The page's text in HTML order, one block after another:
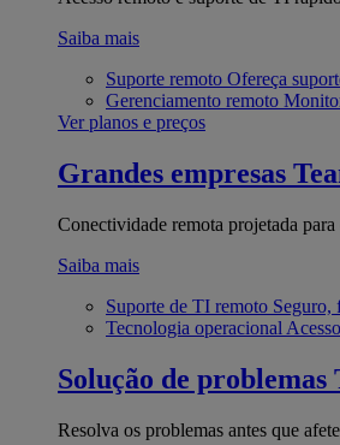
Saiba mais
Suporte remoto Ofereça
Gerenciamento remoto
Ver planos e preços
Grandes empresas
Conectividade remota projetada para
Saiba mais
Suporte de TI remoto Seguro,
Tecnologia operacional
Solução de problemas
Resolva os problemas antes que